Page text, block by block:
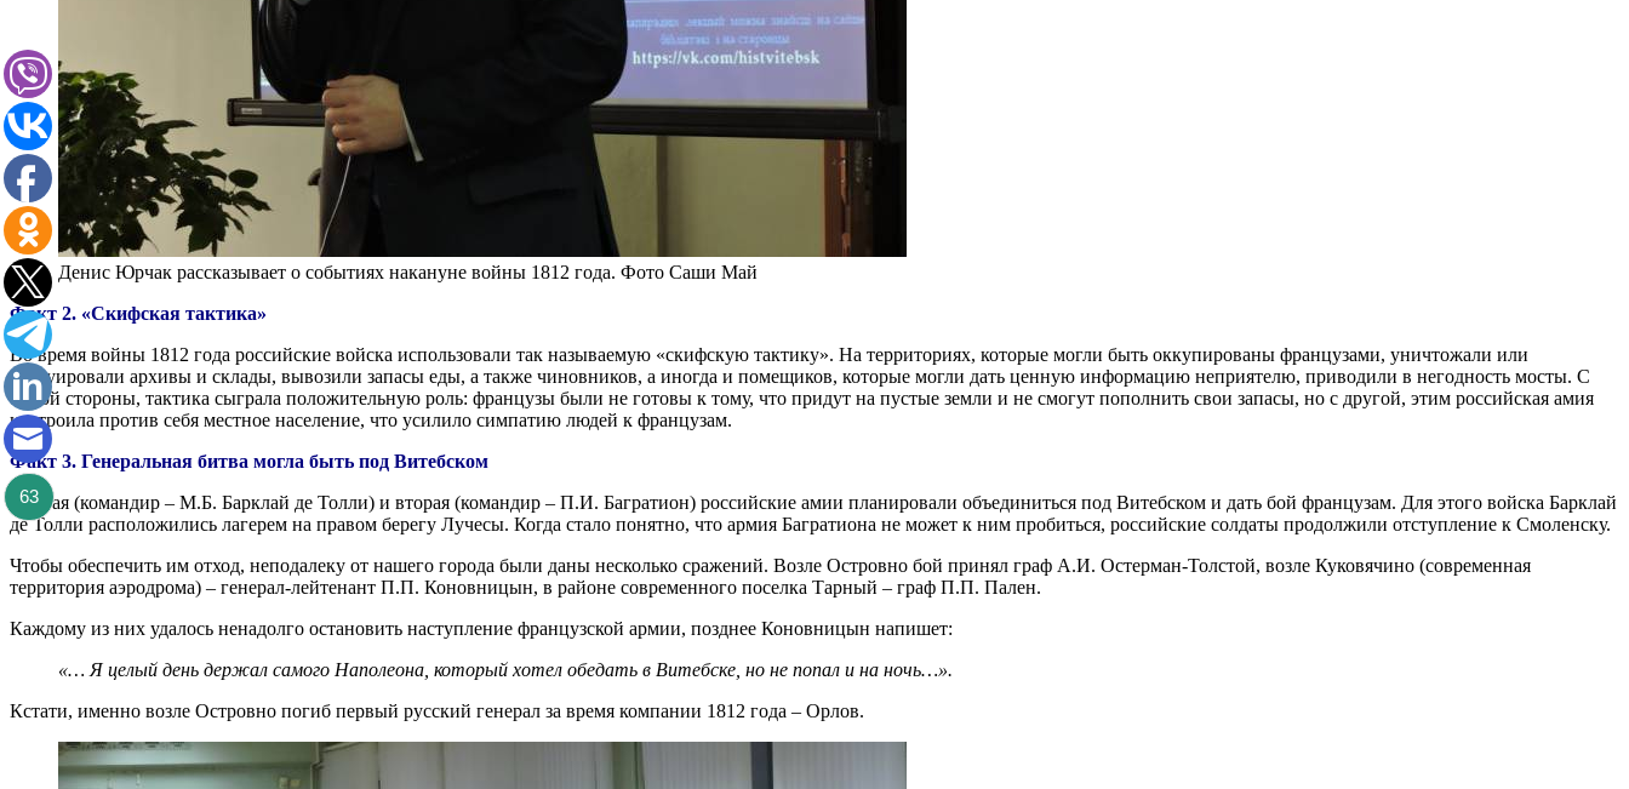
Денис Юрчак рассказывает о событиях накануне войны 1812 года. Фото Саши Май
Факт 2. «Скифская тактика»
Во время войны 1812 года российские войска использовали так называемую «скифскую тактику». На территориях, которые могли быть оккупированы французами, уничтожали или
эвакуировали архивы и склады, вывозили запасы еды, а также чиновников, а иногда и помещиков, которые могли дать ценную информацию неприятелю, приводили в негодность мосты. С
одной стороны, тактика сыграла положительную роль: французы были не готовы к тому, что придут на пустые земли и не смогут пополнить свои запасы, но с другой, этим российская амия
настроила против себя местное население, что усилило симпатию людей к французам.
Факт 3. Генеральная битва могла быть под Витебском
Первая (командир – М.Б. Барклай де Толли) и вторая (командир – П.И. Багратион) российские амии планировали объединиться под Витебском и дать бой французам. Для этого войска Барклай
де Толли расположились лагерем на правом берегу Лучесы. Когда стало понятно, что армия Багратиона не может к ним пробиться, российские солдаты продолжили отступление к Смоленску.
Чтобы обеспечить им отход, неподалеку от нашего города были даны несколько сражений. Возле Островно бой принял граф А.И. Остерман-Толстой, возле Куковячино (современная
территория аэродрома) – генерал-лейтенант П.П. Коновницын, в районе современного поселка Тарный – граф П.П. Пален.
Каждому из них удалось ненадолго остановить наступление французской армии, позднее Коновницын напишет:
«… Я целый день держал самого Наполеона, который хотел обедать в Витебске, но не попал и на ночь…».
Кстати, именно возле Островно погиб первый русский генерал за время компании 1812 года – Орлов.
63